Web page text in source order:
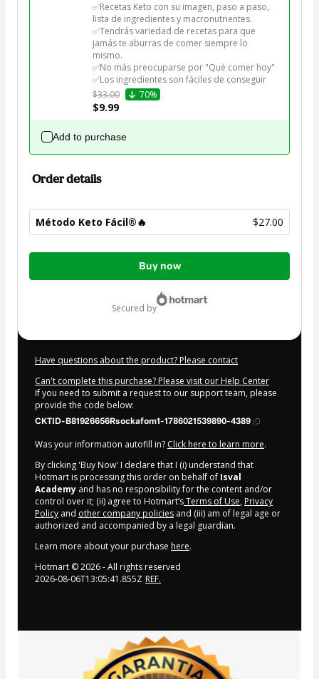
✅Recetas Keto con su imagen, paso a paso,
lista de ingredientes y macronutrientes.
✅Tendrás variedad de recetas para que
jamás te aburras de comer siempre lo
mismo.
✅No más preocuparse por "Qué comer hoy"
✅Los ingredientes son fáciles de conseguir
$33.00
70%
$9.99
Add to purchase
Order details
Método Keto Fácil®🔥 $27.00
Total
Buy now
secured by
Have questions about the product? Please contact
Can't complete this purchase? Please visit our Help Center
If you need to submit a request to our support team, please
provide the code below:
CKTID-B81926656Rsockafom1-1786021539890-4389
Was your information autofill in? Click here to learn more.
By clicking 'Buy Now' I declare that I (i) understand that
Hotmart is processing this order on behalf of Isval
Academy and has no responsibility for the content and/or
control over it; (ii) agree to Hotmart’sTerms of Use, Privacy
Policy and other company policies and (iii) am of legal age or
authorized and accompanied by a legal guardian.
Learn more about your purchase here.
Hotmart ©2026- All rights reserved
2026-08-06T13:05:41.855Z REF.